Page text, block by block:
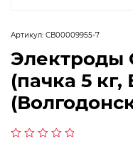
Артикул: СВ00009955-7
Электроды
(пачка 5 кг,